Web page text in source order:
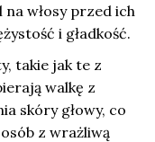
na włosy przed ich
i gładkość.
takie jak te z
walkę z
skóry głowy, co
z wrażliwą